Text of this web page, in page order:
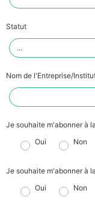
Statut
Nom de l'Entreprise/
Je souhaite m'abonner à
Oui Non
Je souhaite m'abonner à
Oui Non